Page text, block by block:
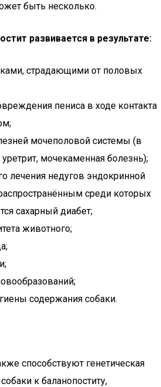
быть несколько.
развивается в результате:
страдающими от половых
пениса в ходе контакта
мочеполовой системы (в
уретрит, мочекаменная болезнь);
лечения недугов эндокринной
среди которых
сахарный диабет;
животного;
содержания собаки.
способствуют генетическая
к баланопоститу,